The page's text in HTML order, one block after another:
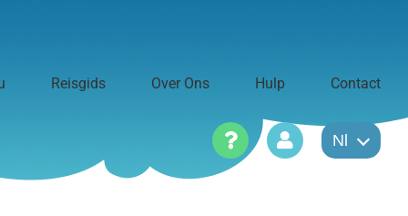
Reisgids Over Ons Hulp Contact
Nl